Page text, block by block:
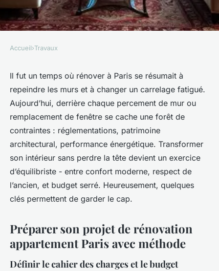
Guide ultime de la rénovation
à Paris pour transformer votre
espace
Auberte•21/04/2026 19:59•8 min de lecture
Accueil›Travaux
Il fut un temps où rénover à Paris se résumait à
repeindre les murs et à changer un carrelage fatigué.
Aujourd’hui, derrière chaque percement de mur ou
remplacement de fenêtre se cache une forêt de
contraintes : réglementations, patrimoine
architectural, performance énergétique. Transformer
son intérieur sans perdre la tête devient un exercice
d’équilibriste - entre confort moderne, respect de
l’ancien, et budget serré. Heureusement, quelques
clés permettent de garder le cap.
Préparer son projet de rénovation
appartement Paris avec méthode
Définir le cahier des charges et le budget